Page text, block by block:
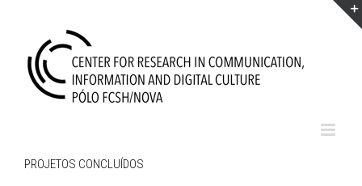
PROJETOS CONCLUÍDOS